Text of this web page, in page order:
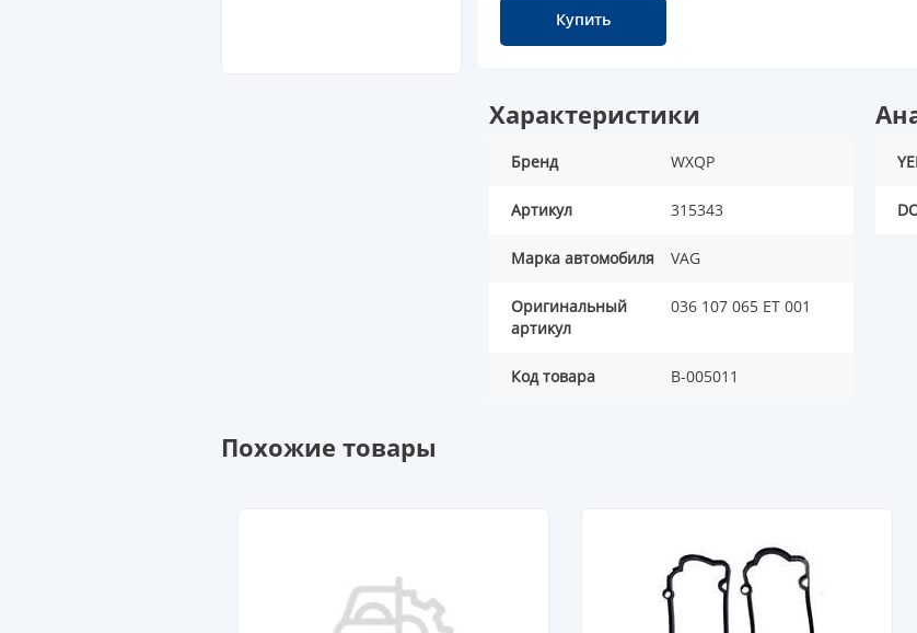
Купить
Характеристики
Бренд WXQP
Артикул 315343
Марка автомобиля VAG
Оригинальный
артикул
036 107 065 ET 001
Код товара B-005011
Похожие товары